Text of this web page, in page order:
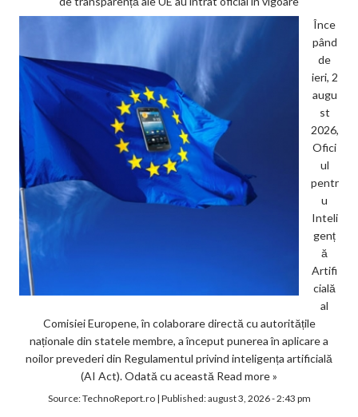
Înce
pând
de
ieri, 2
augu
st
2026,
Ofici
ul
pentr
u
Inteli
genț
ă
Artifi
cială
al
Comisiei Europene, în colaborare directă cu autoritățile
naționale din statele membre, a început punerea în aplicare a
noilor prevederi din Regulamentul privind inteligența artificială
(AI Act). Odată cu această Read more »
Source:TechnoReport.ro| Published:august 3, 2026 - 2:43 pm